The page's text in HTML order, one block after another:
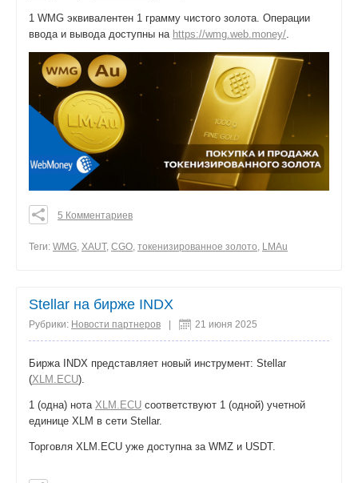
1 WMG эквивалентен 1 грамму чистого золота. Операции
ввода и вывода доступны на https://wmg.web.money/.
0
5 Комментариев
Теги: WMG, XAUT, CGO, токенизированное золото, LMAu
Stellar на бирже INDX
Рубрики: Новости партнеров 21 июня 2025
Биржа INDX представляет новый инструмент: Stellar
(XLM.ECU).
1 (одна) нота XLM.ECU соответствуют 1 (одной) учетной
единице XLM в сети Stellar.
Торговля XLM.ECU уже доступна за WMZ и USDT.